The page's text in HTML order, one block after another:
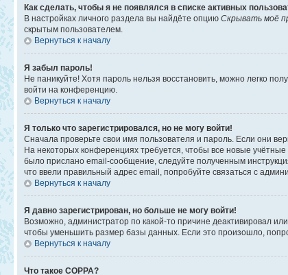
Как сделать, чтобы я не появлялся в списке активных
В настройках личного раздела вы найдёте опцию Скрывать моё
скрытым пользователем.
Вернуться к началу
Я забыл пароль!
Не паникуйте! Хотя пароль нельзя восстановить, можно легко
войти на конференцию.
Вернуться к началу
Я только что зарегистрировался, но не могу войти!
Сначала проверьте свои имя пользователя и пароль. Если они
На некоторых конференциях требуется, чтобы все новые
было прислано email-сообщение, следуйте полученным
что ввели правильный адрес email, попробуйте связаться с
Вернуться к началу
Я давно зарегистрирован, но больше не могу войти!
Возможно, администратор по какой-то причине деактивировал
чтобы уменьшить размер базы данных. Если это произошло,
Вернуться к началу
Что такое COPPA?